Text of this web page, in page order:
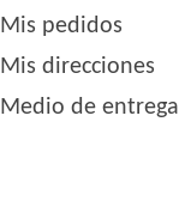
Mis pedidos
Mis direcciones
Medio de entrega